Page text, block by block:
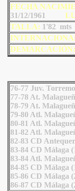
FECHA
31/12/1961
TALLA: 1'82
DEMARCACIÓN:
76-77 Juv.
77-78 At.
78-79 At.
79-80 Atl.
80-81 Atl.
81-82 Atl.
82-83 CD
83-84 CD Málaga
83-84 Atl.
84-85 CD Málaga
85-86 CD Málaga
86-87 CD Málaga